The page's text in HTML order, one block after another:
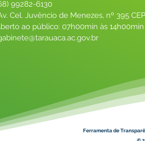
99282-6130
Cel. Juvêncio de Menezes, nº 395
ao público: 07h00min às 14h00min
Ferramenta de